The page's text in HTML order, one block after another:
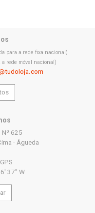
para a rede fixa nacional)
a rede móvel nacional)
Nº 625
- Águeda
37'' W